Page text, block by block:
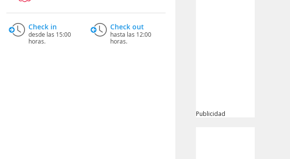
Check in
desde las 15:00
horas.
Check out
hasta las 12:00
horas.
Publicidad